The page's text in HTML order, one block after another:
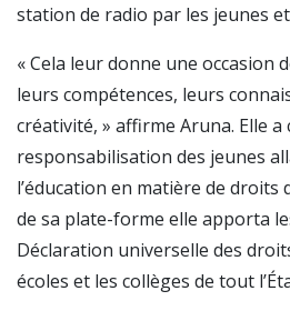
station de radio par les jeunes
« Cela leur donne une occasion
leurs compétences, leurs
créativité, » affirme Aruna. Elle a
responsabilisation des jeunes
l’éducation en matière de droits
de sa plate-forme elle apporta
Déclaration universelle des
écoles et les collèges de tout